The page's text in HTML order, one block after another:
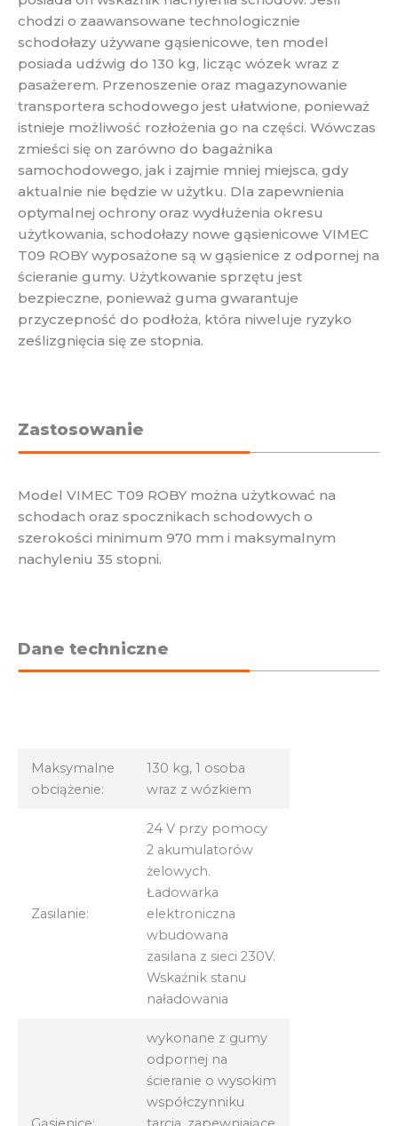
chodzi o zaawansowane technologicznie
schodołazy używane gąsienicowe, ten model
posiada udźwig do 130 kg, licząc wózek wraz z
pasażerem. Przenoszenie oraz magazynowanie
transportera schodowego jest ułatwione, ponieważ
istnieje możliwość rozłożenia go na części. Wówczas
zmieści się on zarówno do bagażnika
samochodowego, jak i zajmie mniej miejsca, gdy
aktualnie nie będzie w użytku. Dla zapewnienia
optymalnej ochrony oraz wydłużenia okresu
użytkowania, schodołazy nowe gąsienicowe VIMEC
T09 ROBY wyposażone są w gąsienice z odpornej na
ścieranie gumy. Użytkowanie sprzętu jest
bezpieczne, ponieważ guma gwarantuje
przyczepność do podłoża, która niweluje ryzyko
ześlizgnięcia się ze stopnia.
Zastosowanie
Model VIMEC T09 ROBY można użytkować na
schodach oraz spocznikach schodowych o
szerokości minimum 970 mm i maksymalnym
nachyleniu 35 stopni.
Dane techniczne
Maksymalne
obciążenie:
130 kg, 1 osoba
wraz z wózkiem
Zasilanie:
24 V przy pomocy
2 akumulatorów
żelowych.
Ładowarka
elektroniczna
wbudowana
zasilana z sieci 230V.
Wskaźnik stanu
naładowania
wykonane z gumy
odpornej na
ścieranie o wysokim
współczynniku